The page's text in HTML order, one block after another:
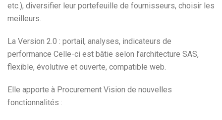
etc.), diversifier leur portefeuille de fournisseurs, choisir les
meilleurs.
La Version 2.0 : portail, analyses, indicateurs de
performance Celle-ci est bâtie selon l’architecture SAS,
flexible, évolutive et ouverte, compatible web.
Elle apporte à Procurement Vision de nouvelles
fonctionnalités :